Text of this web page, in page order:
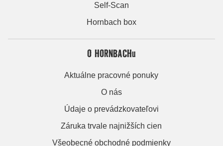
Self-Scan
Hornbach box
O HORNBACHu
Aktuálne pracovné ponuky
O nás
Údaje o prevádzkovateľovi
Záruka trvale najnižších cien
Všeobecné obchodné podmienky